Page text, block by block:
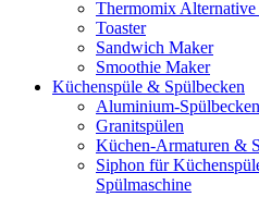
Thermomix
Toaster
Sandwich Maker
Smoothie Maker
Küchenspüle & Spülbecken
Aluminium-Spülbecken
Granitspülen
Küchen-Armaturen &
Siphon für
Spülmaschine